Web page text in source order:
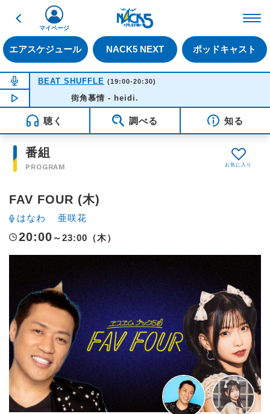
戻る
エアスケジュール NACK5 NEXT ポッドキャスト
マイページ
NOW ON AIR
BEAT SHUFFLE (19:00-20:30)
NOW PLAYING19:51
街角慕情 - heidi.
聴く 調べる 知る
番組
PROGRAM
FAV FOUR (木)
はなわ 亜咲花
20:00 ～23:00（木）